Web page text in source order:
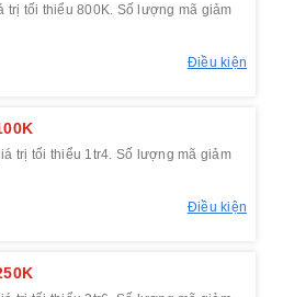
trị tối thiểu 800K. Số lượng mã giảm
Điều kiện
trị tối thiểu 1tr4. Số lượng mã giảm
Điều kiện